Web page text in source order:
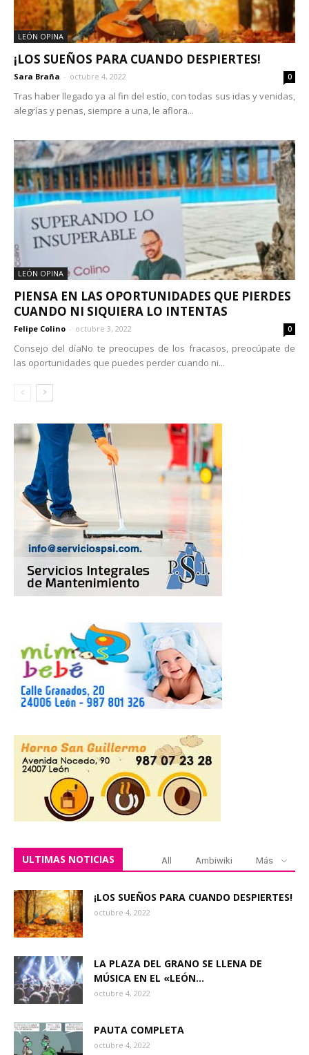
LEÓN OPINA
¡LOS SUEÑOS PARA CUANDO DESPIERTES!
Sara Braña - octubre 4, 2022 0
Tras haber llegado ya al fin del estío, con todas sus idas y venidas,
alegrías y penas, siempre a una, le aflora...
LEÓN OPINA
PIENSA EN LAS OPORTUNIDADES QUE PIERDES
CUANDO NI SIQUIERA LO INTENTAS
Felipe Colino - octubre 3, 2022 0
Consejo del díaNo te preocupes de los fracasos, preocúpate de
las oportunidades que puedes perder cuando ni...
ULTIMAS NOTICIAS All Ambiwiki Más
¡LOS SUEÑOS PARA CUANDO DESPIERTES!
octubre 4, 2022
LA PLAZA DEL GRANO SE LLENA DE
MÚSICA EN EL «LEÓN...
octubre 4, 2022
PAUTA COMPLETA
octubre 4, 2022